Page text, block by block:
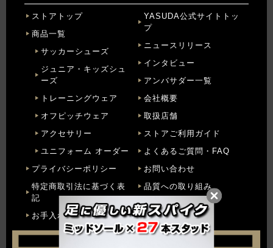
ストアトップ
商品一覧
サッカーシューズ
ジュニア・キッズシュ
ーズ
トレーニングウェア
オフピッチウェア
アクセサリー
ユニフォーム オーダー
プライバシーポリシー
特定商取引法に基づく表
記
お手入れ方法
YASUDA公式サイトトッ
プ
ニュースリリース
インタビュー
アンバサダー一覧
会社概要
取扱店舗
ストアご利用ガイド
よくあるご質問・FAQ
お問い合わせ
品質への取り組み